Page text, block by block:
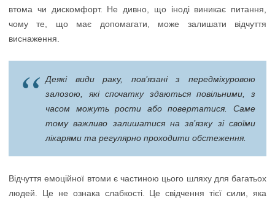
втома чи дискомфорт. Не дивно, що іноді виникає питання,
чому те, що має допомагати, може залишати відчуття
виснаження.
Деякі види раку, пов’язані з передміхуровою
залозою, які спочатку здаються повільними, з
часом можуть рости або повертатися. Саме
тому важливо залишатися на зв’язку зі своїми
лікарями та регулярно проходити обстеження.
Відчуття емоційної втоми є частиною цього шляху для багатьох
людей. Це не ознака слабкості. Це свідчення тієї сили, яка